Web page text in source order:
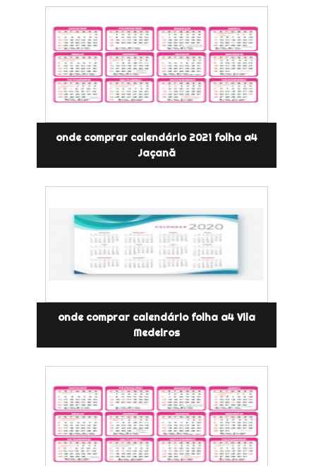
onde comprar calendário 2021 folha a4
Jaçanã
onde comprar calendário folha a4 Vila
Medeiros